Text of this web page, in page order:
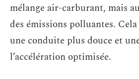
mélange air-carburant, mais
des émissions polluantes.
une conduite plus douce et
l’accélération optimisée.